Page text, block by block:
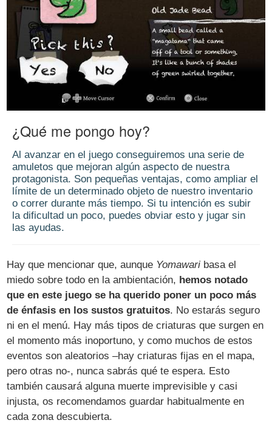
¿Qué me pongo hoy?
Al avanzar en el juego conseguiremos una serie de
amuletos que mejoran algún aspecto de nuestra
protagonista. Son pequeñas ventajas, como ampliar el
límite de un determinado objeto de nuestro inventario
o correr durante más tiempo. Si tu intención es subir
la dificultad un poco, puedes obviar esto y jugar sin
las ayudas.
Hay que mencionar que, aunque Yomawari basa el
miedo sobre todo en la ambientación, hemos notado
que en este juego se ha querido poner un poco más
de énfasis en los sustos gratuitos. No estarás seguro
ni en el menú. Hay más tipos de criaturas que surgen en
el momento más inoportuno, y como muchos de estos
eventos son aleatorios –hay criaturas fijas en el mapa,
pero otras no-, nunca sabrás qué te espera. Esto
también causará alguna muerte imprevisible y casi
injusta, os recomendamos guardar habitualmente en
cada zona descubierta.